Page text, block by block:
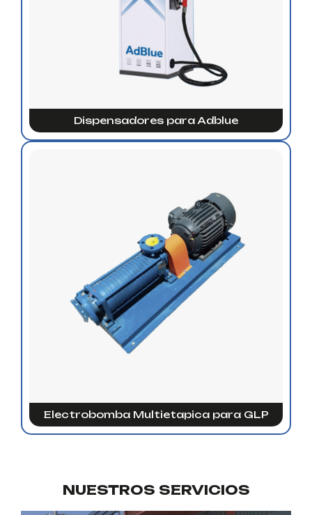
Dispensadores para Adblue
Electrobomba Multietapica para GLP
NUESTROS SERVICIOS